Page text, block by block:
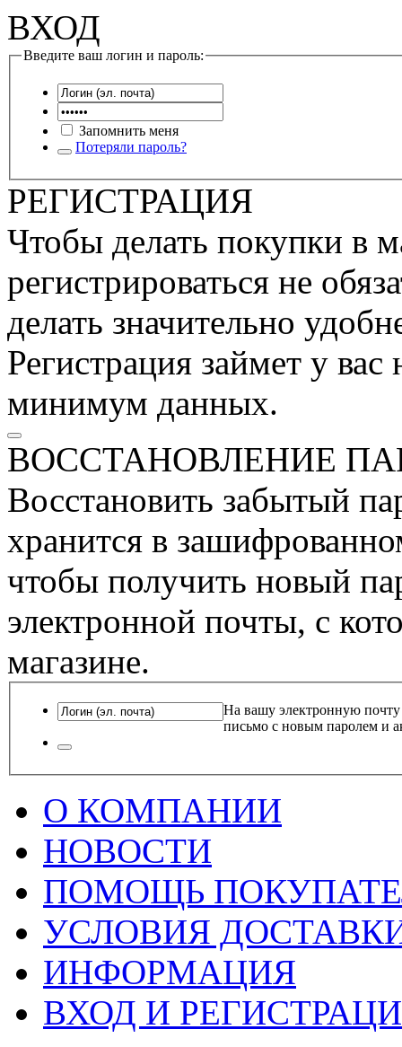
ВХОД
Введите ваш логин и пароль:
Запомнить меня
Потеряли пароль?
РЕГИСТРАЦИЯ
Чтобы делать покупки в
регистрироваться не
делать значительно
Регистрация займет у
минимум данных.
ВОССТАНОВЛЕНИЕ
Восстановить забытый
хранится в
чтобы получить новый
электронной почты, с
магазине.
На вашу электронную почту
письмо с новым паролем и
О КОМПАНИИ
НОВОСТИ
ПОМОЩЬ
УСЛОВИЯ
ИНФОРМАЦИЯ
ВХОД И